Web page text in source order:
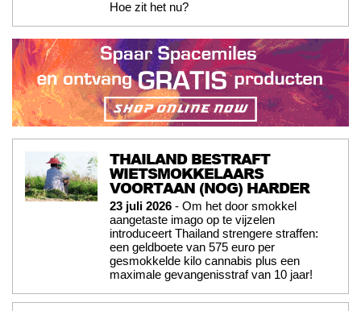
Hoe zit het nu?
THAILAND BESTRAFT
WIETSMOKKELAARS
VOORTAAN (NOG) HARDER
23 juli 2026 - Om het door smokkel
aangetaste imago op te vijzelen
introduceert Thailand strengere straffen:
een geldboete van 575 euro per
gesmokkelde kilo cannabis plus een
maximale gevangenisstraf van 10 jaar!